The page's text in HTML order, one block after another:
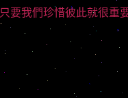
只要我們珍惜彼此就很重